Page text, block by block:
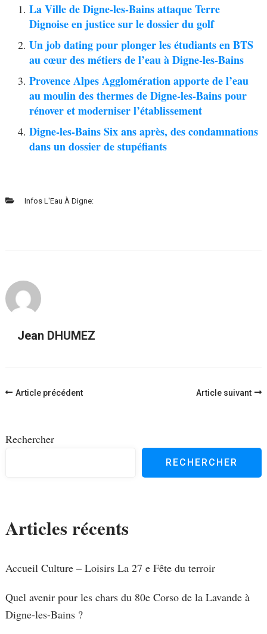
La Ville de Digne-les-Bains attaque Terre
Dignoise en justice sur le dossier du golf
Un job dating pour plonger les étudiants en BTS
au cœur des métiers de l’eau à Digne-les-Bains
Provence Alpes Agglomération apporte de l’eau
au moulin des thermes de Digne-les-Bains pour
rénover et moderniser l’établissement
Digne-les-Bains Six ans après, des condamnations
dans un dossier de stupéfiants
Infos L'Eau À Digne:
Jean DHUMEZ
Navigation
Article précédent Article suivant
Rechercher
RECHERCHER
Articles récents
Accueil Culture – Loisirs La 27 e Fête du terroir
Quel avenir pour les chars du 80e Corso de la Lavande à
Digne-les-Bains ?